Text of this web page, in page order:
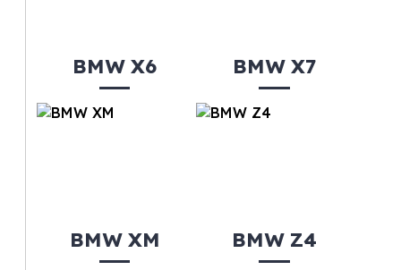
BMW X6 BMW X7
BMW XM BMW Z4